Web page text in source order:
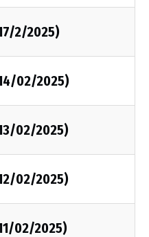
2/2025)
02/2025)
02/2025)
02/2025)
02/2025)